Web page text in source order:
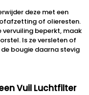
deze met een
of olieresten.
vervuiling beperkt, maak
Is ze versleten of
bougie daarna stevig
Vuil Luchtfilter